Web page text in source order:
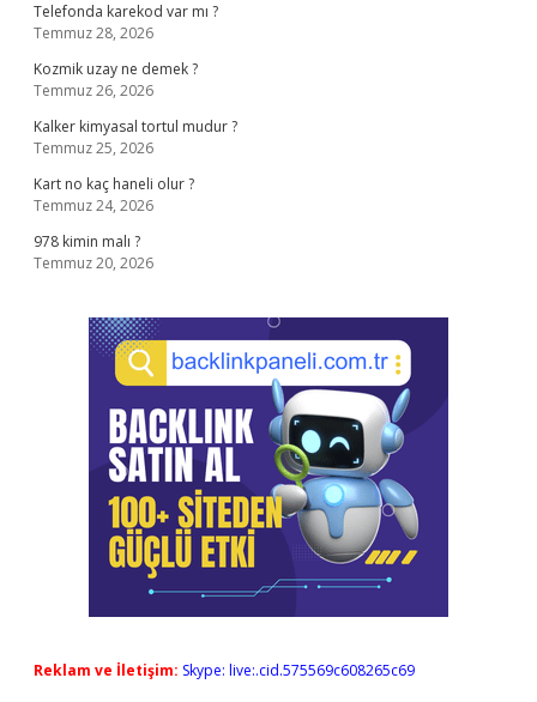
Telefonda karekod var mı ?
Temmuz 28, 2026
Kozmik uzay ne demek ?
Temmuz 26, 2026
Kalker kimyasal tortul mudur ?
Temmuz 25, 2026
Kart no kaç haneli olur ?
Temmuz 24, 2026
978 kimin malı ?
Temmuz 20, 2026
Reklam ve İletişim: Skype: live:.cid.575569c608265c69